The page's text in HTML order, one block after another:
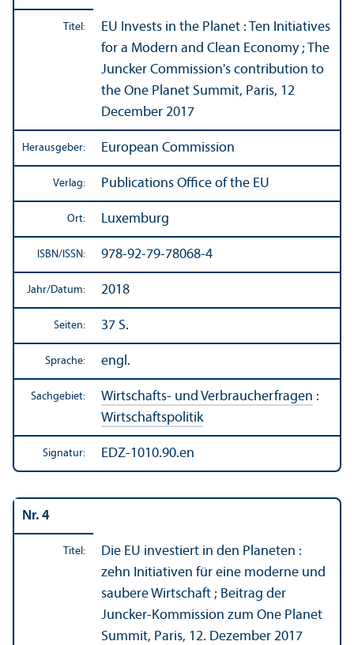
Titel:
EU Invests in the Planet : Ten Initiatives
for a Modern and Clean Economy ; The
Juncker Commission's contribution to
the One Planet Summit, Paris, 12
December 2017
Herausgeber: European Commission
Verlag: Publications Office of the EU
Ort: Luxemburg
ISBN/ ISSN: 978-92-79-78068-4
Jahr/Datum: 2018
Seiten: 37 S.
Sprache: engl.
Sachgebiet: Wirtschafts- und Verbraucherfragen :
Wirtschafts­politik
Signatur: EDZ-1010.90.en
Nr. 4
Titel:
Die EU investiert in den Planeten :
zehn Initiativen für eine moderne und
saubere Wirtschaft ; Beitrag der
Juncker-Kommission zum One Planet
Summit, Paris, 12. Dezember 2017